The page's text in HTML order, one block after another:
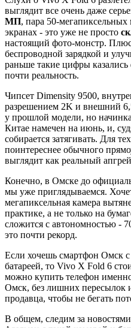
выглядит все очень даже
МП, пара 50-
экранах - это уже не просто
настоящий фото-монстр.
беспроводной зарядкой и
раньше такие цифры казались
почти реальность.
Чипсет Dimensity 9500,
разрешением 2K и внешний
у прошлой модели, но
Китае намечен на июнь, и,
собирается затягивать. Для
поинтереснее обычного
выглядит как реальный
Конечно, в Омске до
мы уже приглядываемся.
мегапиксельная камера
практике, а не только на
сложится с автономностью -
это почти рекорд.
Если хочешь смартфон Омск
батареей, то Vivo X Fold 6
можно купить телефон
Омск, без лишних пересылок
продавца, чтобы не бегать
В общем, следим за